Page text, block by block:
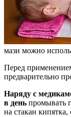
мази можно
Перед
предварительно
Наряду с
в день промывать
на стакан